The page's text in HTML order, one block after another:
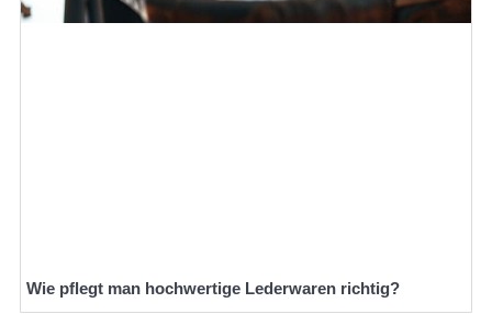
Wie pflegt man hochwertige Lederwaren richtig?